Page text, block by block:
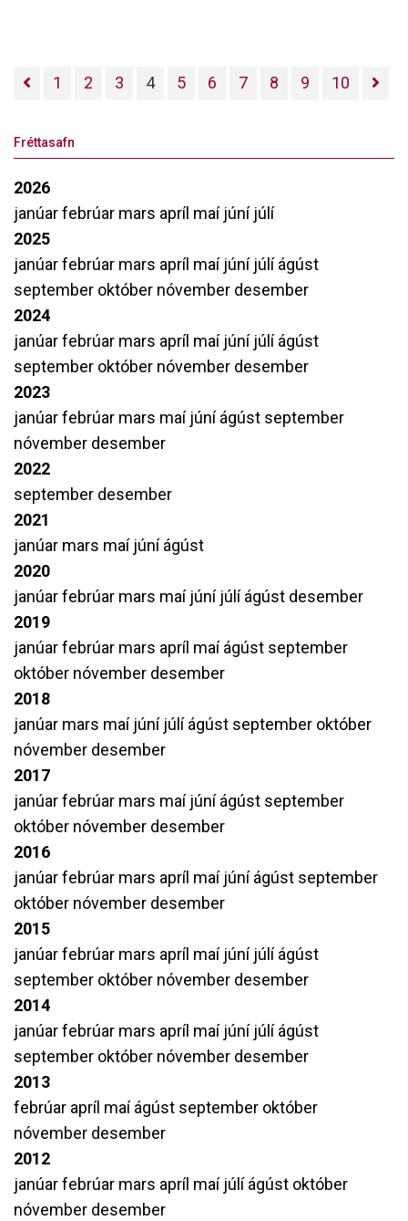
1 2 3 4 5 6 7 8 9 10
Fréttasafn
2026
janúarfebrúar mars apríl maí júní júlí
2025
janúarfebrúar mars apríl maí júní júlíágúst
september október nóvember desember
2024
janúarfebrúar mars apríl maí júní júlíágúst
september október nóvember desember
2023
janúarfebrúar mars maí júníágúst september
nóvember desember
2022
september desember
2021
janúar mars maí júníágúst
2020
janúarfebrúar mars maí júní júlíágúst desember
2019
janúarfebrúar mars apríl maíágúst september
október nóvember desember
2018
janúar mars maí júní júlíágúst september október
nóvember desember
2017
janúarfebrúar mars maí júníágúst september
október nóvember desember
2016
janúarfebrúar mars apríl maí júníágúst september
október nóvember desember
2015
janúarfebrúar mars apríl maí júní júlíágúst
september október nóvember desember
2014
janúarfebrúar mars apríl maí júní júlíágúst
september október nóvember desember
2013
febrúar apríl maíágúst september október
nóvember desember
2012
janúarfebrúar mars apríl maí júlíágúst október
nóvember desember